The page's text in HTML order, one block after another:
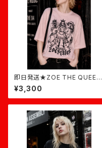
即日発送★ZOE THE QUEEN
★ダスティピンク
¥3,300